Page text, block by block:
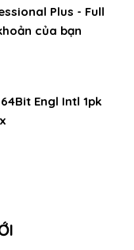
Plus - Full
của bạn
Engl Intl 1pk